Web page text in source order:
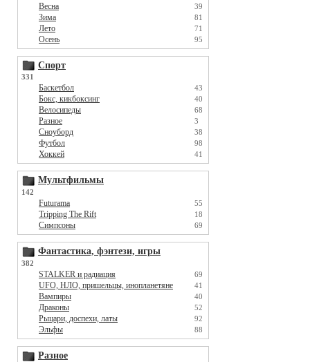
Весна 39
Зима 81
Лето 71
Осень 95
Спорт
331
Баскетбол 43
Бокс, кикбоксинг 40
Велосипеды 68
Разное 3
Сноуборд 38
Футбол 98
Хоккей 41
Мультфильмы
142
Futurama 55
Tripping The Rift 18
Симпсоны 69
Фантастика, фэнтези, игры
382
STALKER и радиация 69
UFO, НЛО, пришельцы, инопланетяне 41
Вампиры 40
Драконы 52
Рыцари, доспехи, латы 92
Эльфы 88
Разное